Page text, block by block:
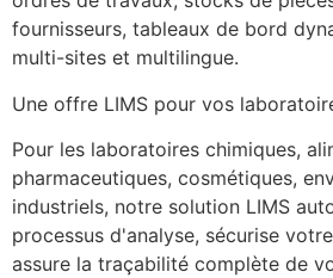
fournisseurs, tableaux de bord
multi-sites et multilingue.
Une offre LIMS pour vos
Pour les laboratoires chimiques,
pharmaceutiques, cosmétiques,
industriels, notre solution LIMS
processus d'analyse, sécurise
assure la traçabilité complète de